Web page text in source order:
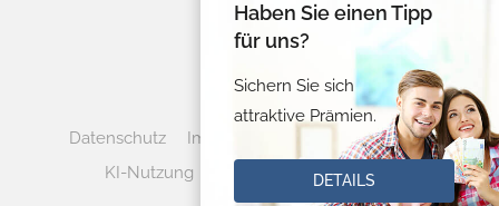
Datenschutz Impressum
Cookie-Verwaltung
KI-Nutzung
Vertrag widerrufen
Haben Sie einen Tipp
für uns?
Sichern Sie sich
attraktive Prämien.
DETAILS